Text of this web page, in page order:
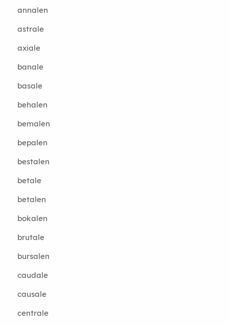
annalen
astrale
axiale
banale
basale
behalen
bemalen
bepalen
bestalen
betale
betalen
bokalen
brutale
bursalen
caudale
causale
centrale